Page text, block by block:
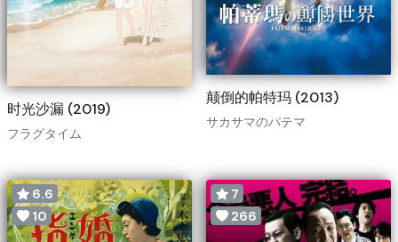
时光沙漏 (2019)
フラグタイム
颠倒的帕特玛 (2013)
サカサマのパテマ
6.6
10
7
266